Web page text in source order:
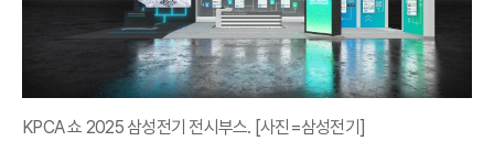
KPCA 쇼 2025 삼성전기 전시부스. [사진=삼성전기]